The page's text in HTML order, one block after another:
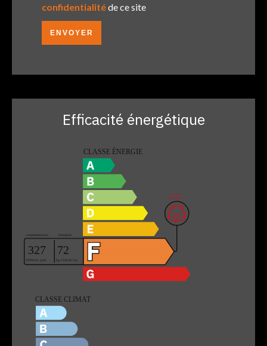
confidentialitéde ce site
ENVOYER
Efficacité énergétique